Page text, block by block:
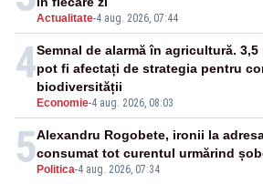
Actualitate-4 aug. 2026, 07:44
4
Economie-4 aug. 2026, 08:03
Semnal de alarmă în agricultură.
pot fi afectați de strategia pentru
biodiversității
5 Politica-4 aug. 2026, 07:34
Alexandru Rogobete, ironii la
consumat tot curentul urmărind